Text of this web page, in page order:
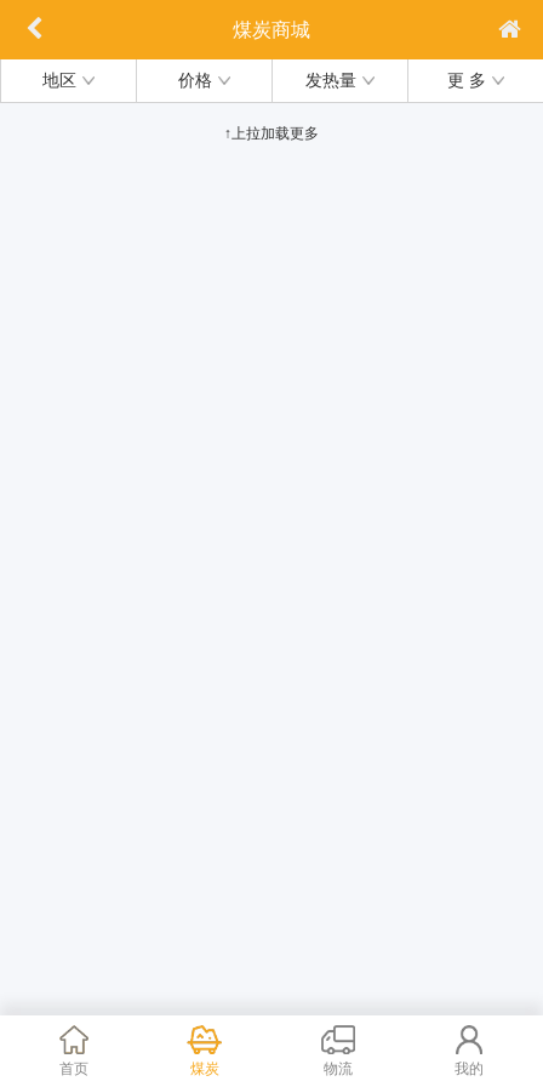
煤炭商城
地区 价格 发热量 更 多
↑上拉加载更多
首页 煤炭 物流 我的